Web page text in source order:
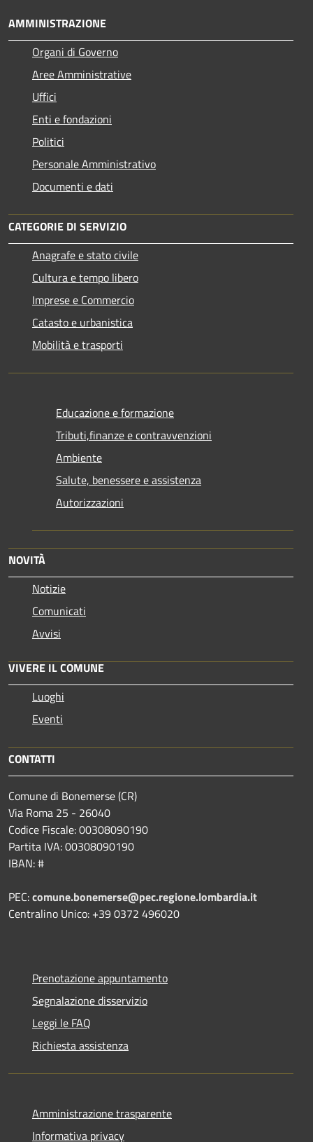
AMMINISTRAZIONE
Organi di Governo
Aree Amministrative
Uffici
Enti e fondazioni
Politici
Personale Amministrativo
Documenti e dati
CATEGORIE DI SERVIZIO
Anagrafe e stato civile
Cultura e tempo libero
Imprese e Commercio
Catasto e urbanistica
Mobilità e trasporti
Educazione e formazione
Tributi,finanze e contravvenzioni
Ambiente
Salute, benessere e assistenza
Autorizzazioni
NOVITÀ
Notizie
Comunicati
Avvisi
VIVERE IL COMUNE
Luoghi
Eventi
CONTATTI
Comune di Bonemerse (CR)
Via Roma 25 - 26040
Codice Fiscale: 00308090190
Partita IVA: 00308090190
IBAN: #
PEC:comune.bonemerse@pec.regione.lombardia.it
Centralino Unico: +39 0372 496020
Prenotazione appuntamento
Segnalazione disservizio
Leggi le FAQ
Richiesta assistenza
Amministrazione trasparente
Informativa privacy